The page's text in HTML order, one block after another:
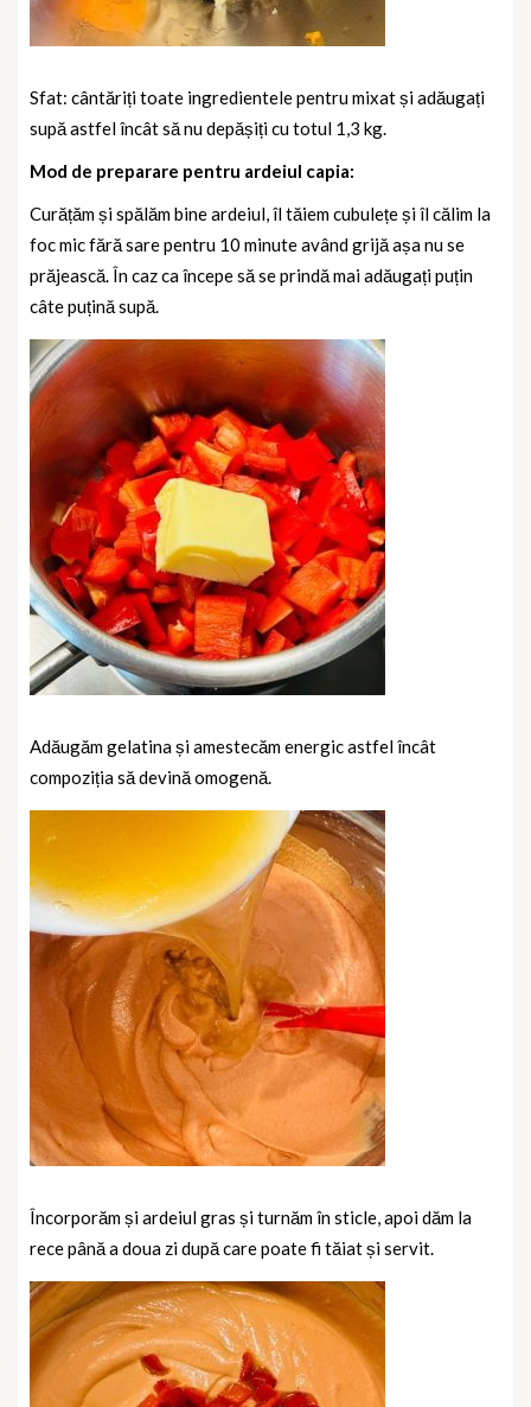
Sfat: cântăriți toate ingredientele pentru mixat și adăugați
supă astfel încât să nu depășiți cu totul 1,3 kg.
Mod de preparare pentru ardeiul capia:
Curățăm și spălăm bine ardeiul, îl tăiem cubulețe și îl călim la
foc mic fără sare pentru 10 minute având grijă așa nu se
prăjească. În caz ca începe să se prindă mai adăugați puțin
câte puțină supă.
Adăugăm gelatina și amestecăm energic astfel încât
compoziția să devină omogenă.
Încorporăm și ardeiul gras și turnăm în sticle, apoi dăm la
rece până a doua zi după care poate fi tăiat și servit.